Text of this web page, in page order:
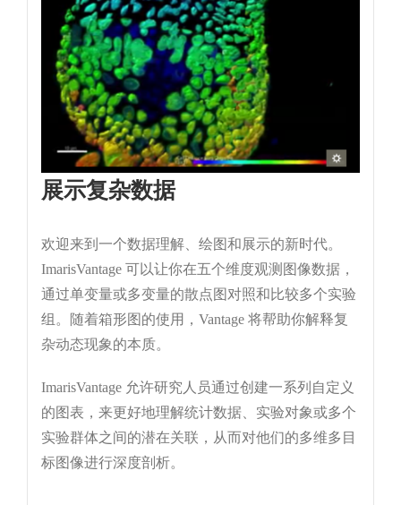
展示复杂数据
欢迎来到一个数据理解、绘图和展示的新时代。
ImarisVantage 可以让你在五个维度观测图像数据，
通过单变量或多变量的散点图对照和比较多个实验
组。随着箱形图的使用，Vantage 将帮助你解释复
杂动态现象的本质。
ImarisVantage 允许研究人员通过创建一系列自定义
的图表，来更好地理解统计数据、实验对象或多个
实验群体之间的潜在关联，从而对他们的多维多目
标图像进行深度剖析。